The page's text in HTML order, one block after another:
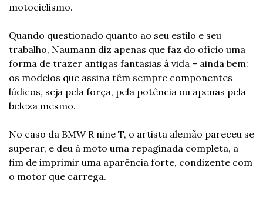
motociclismo.
Quando questionado quanto ao seu estilo e seu
trabalho, Naumann diz apenas que faz do ofício uma
forma de trazer antigas fantasias à vida – ainda bem:
os modelos que assina têm sempre componentes
lúdicos, seja pela força, pela potência ou apenas pela
beleza mesmo.
No caso da BMW R nine T, o artista alemão pareceu se
superar, e deu à moto uma repaginada completa, a
fim de imprimir uma aparência forte, condizente com
o motor que carrega.